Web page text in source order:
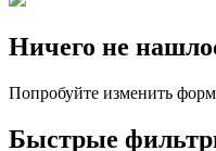
Ничего не
Попробуйте изменить
Быстрые